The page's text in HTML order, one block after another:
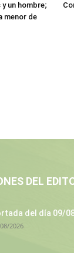
un hombre;
menor de
DEL
del día 09/
2026